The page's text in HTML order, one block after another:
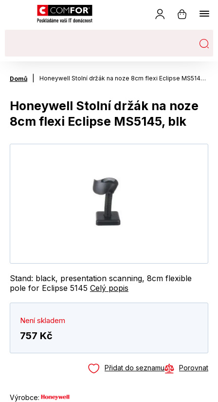
Domů Honeywell Stolní držák na noze 8cm flexi Eclipse MS5145, blk
Honeywell Stolní držák na noze
8cm flexi Eclipse MS5145, blk
Stand: black, presentation scanning, 8cm flexible
pole for Eclipse 5145 Celý popis
Není skladem
757 Kč
Přidat do seznamu Porovnat
Výrobce: